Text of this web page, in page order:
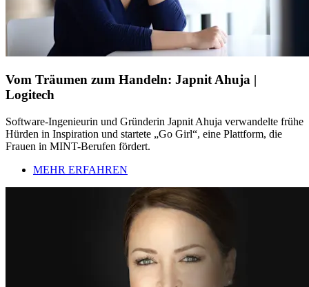
Vom Träumen zum Handeln: Japnit Ahuja |
Logitech
Software-Ingenieurin und Gründerin Japnit Ahuja verwandelte frühe
Hürden in Inspiration und startete „Go Girl“, eine Plattform, die
Frauen in MINT-Berufen fördert.
MEHR ERFAHREN